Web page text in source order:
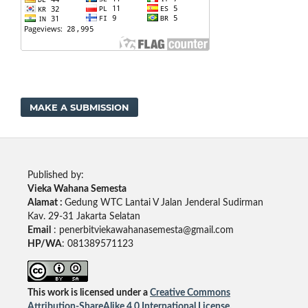
MAKE A SUBMISSION
Published by:
Vieka Wahana Semesta
Alamat : Gedung WTC Lantai V Jalan Jenderal Sudirman
Kav. 29-31 Jakarta Selatan
Email
: penerbitviekawahanasemesta@gmail.com
HP/WA: 081389571123
This work is licensed under a Creative Commons